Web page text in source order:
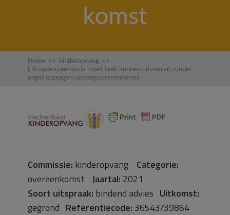
komst
Home >> kinderopvang >>
Lid oudercommissie moet taak kunnen uitvoeren zonder
angst opzeggen opvangovereenkomst
Commissie: kinderopvang Categorie:
overeenkomst Jaartal: 2021
Soort uitspraak: bindend advies Uitkomst:
gegrond Referentiecode: 36543/39864